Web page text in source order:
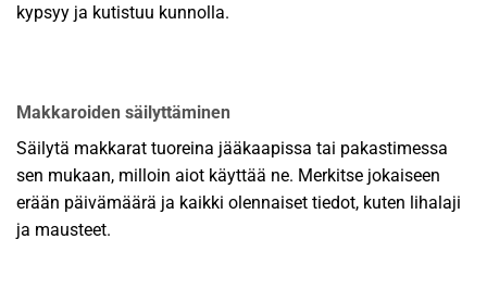
kypsyy ja kutistuu kunnolla.
Makkaroiden säilyttäminen
Säilytä makkarat tuoreina jääkaapissa tai pakastimessa
sen mukaan, milloin aiot käyttää ne. Merkitse jokaiseen
erään päivämäärä ja kaikki olennaiset tiedot, kuten lihalaji
ja mausteet.